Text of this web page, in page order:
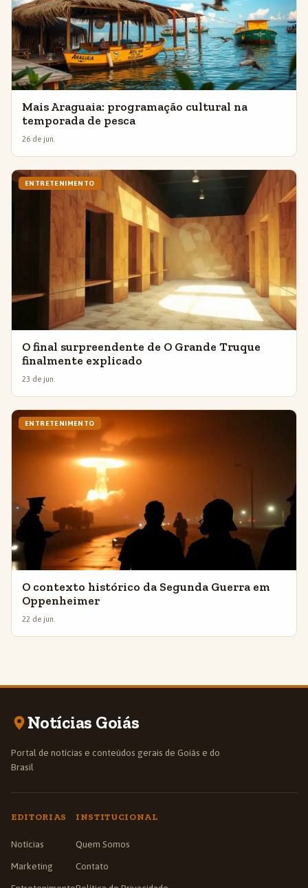
Mais Araguaia: programação cultural na
temporada de pesca
26 de jun.
ENTRETENIMENTO
O final surpreendente de O Grande Truque
finalmente explicado
23 de jun.
ENTRETENIMENTO
O contexto histórico da Segunda Guerra em
Oppenheimer
22 de jun.
Notícias Goiás
Portal de notícias e conteúdos gerais de Goiás e do
Brasil
EDITORIAS
Notícias
Marketing
INSTITUCIONAL
Quem Somos
Contato